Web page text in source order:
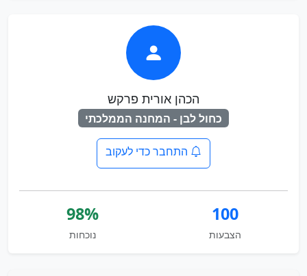
הכהן אורית פרקש
כחול לבן - המחנה הממלכתי
התחבר כדי לעקוב
100
הצבעות
98%
נוכחות